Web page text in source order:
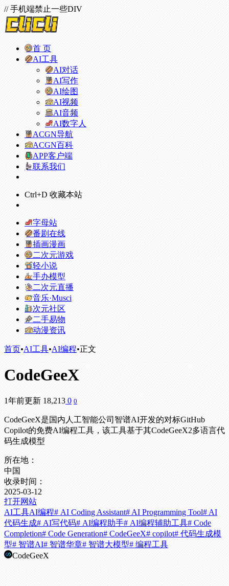
// 手机端禁止一些DIV
首 页
AI工具
AI对话
AI写作
AI绘图
AI视频
AI音频
AI数字人
ACGN导航
ACGN百科
APP客户端
联系我们
Ctrl+D 收藏本站
字母站
番剧在线
插画漫画
二次元游戏
轻小说
手办模型
二次元直播
音乐·Musci
次元社区
二手易物
动漫资讯
首页•AI工具•AI编程•正文
CodeGeeX
1年前更新 18,213 0 0
CodeGeeX是国内人工智能公司智谱AI开发的对标GitHub
Copilot的免费AI编程工具，该工具基于其CodeGeeX2多语言代
码生成模型
所在地：
中国
收录时间：
2025-03-12
打开网站
AI工具AI编程# AI Coding Assistant# AI Programming Tool# AI
代码生成# AI写代码# AI编程助手# AI编程辅助工具# Code
Completion# Code Generation# CodeGeeX# copilot# 代码生成模
型# 智谱AI# 智谱华章# 智谱大模型# 编程工具
CodeGeeX